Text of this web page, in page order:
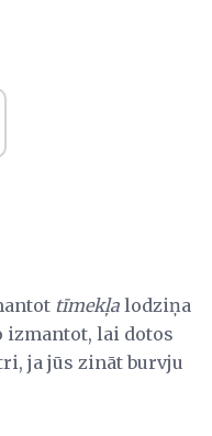
tīmekļa lodziņa
izmantot, lai dotos
ja jūs zināt burvju